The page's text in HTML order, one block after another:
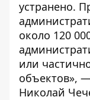
устранено.
около 120
или
объектов»,
Николай